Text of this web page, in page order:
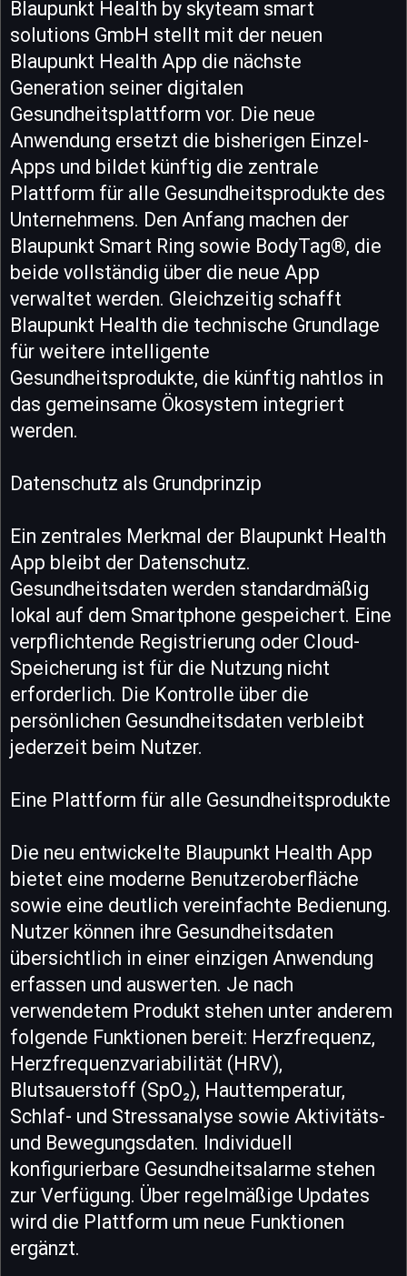
Blaupunkt Health by skyteam smart
solutions GmbH stellt mit der neuen
Blaupunkt Health App die nächste
Generation seiner digitalen
Gesundheitsplattform vor. Die neue
Anwendung ersetzt die bisherigen Einzel-
Apps und bildet künftig die zentrale
Plattform für alle Gesundheitsprodukte des
Unternehmens. Den Anfang machen der
Blaupunkt Smart Ring sowie BodyTag®, die
beide vollständig über die neue App
verwaltet werden. Gleichzeitig schafft
Blaupunkt Health die technische Grundlage
für weitere intelligente
Gesundheitsprodukte, die künftig nahtlos in
das gemeinsame Ökosystem integriert
werden.
Datenschutz als Grundprinzip
Ein zentrales Merkmal der Blaupunkt Health
App bleibt der Datenschutz.
Gesundheitsdaten werden standardmäßig
lokal auf dem Smartphone gespeichert. Eine
verpflichtende Registrierung oder Cloud-
Speicherung ist für die Nutzung nicht
erforderlich. Die Kontrolle über die
persönlichen Gesundheitsdaten verbleibt
jederzeit beim Nutzer.
Eine Plattform für alle Gesundheitsprodukte
Die neu entwickelte Blaupunkt Health App
bietet eine moderne Benutzeroberfläche
sowie eine deutlich vereinfachte Bedienung.
Nutzer können ihre Gesundheitsdaten
übersichtlich in einer einzigen Anwendung
erfassen und auswerten. Je nach
verwendetem Produkt stehen unter anderem
folgende Funktionen bereit: Herzfrequenz,
Herzfrequenzvariabilität (HRV),
Blutsauerstoff (SpO₂), Hauttemperatur,
Schlaf- und Stressanalyse sowie Aktivitäts-
und Bewegungsdaten. Individuell
konfigurierbare Gesundheitsalarme stehen
zur Verfügung. Über regelmäßige Updates
wird die Plattform um neue Funktionen
ergänzt.